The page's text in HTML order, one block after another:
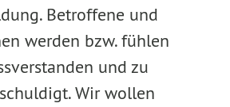
Betroffene und
werden bzw. fühlen
und zu
Wir wollen